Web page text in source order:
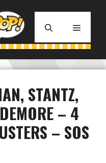
MENU
STANTZ,
– 4
– SOS